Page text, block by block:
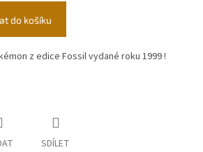
do košíku
z edice Fossil vydané roku 1999 !
SDÍLET